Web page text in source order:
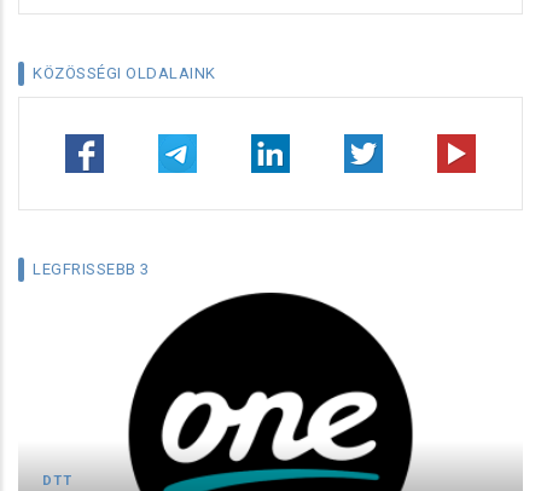
KÖZÖSSÉGI OLDALAINK
LEGFRISSEBB 3
DTT